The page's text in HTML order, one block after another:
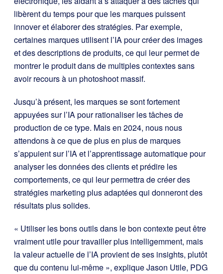
libèrent du temps pour que les marques puissent
innover et élaborer des stratégies. Par exemple,
certaines marques utilisent l’IA pour créer des images
et des descriptions de produits, ce qui leur permet de
montrer le produit dans de multiples contextes sans
avoir recours à un photoshoot massif.
Jusqu’à présent, les marques se sont fortement
appuyées sur l’IA pour rationaliser les tâches de
production de ce type. Mais en 2024, nous nous
attendons à ce que de plus en plus de marques
s’appuient sur l’IA et l’apprentissage automatique pour
analyser les données des clients et prédire les
comportements, ce qui leur permettra de créer des
stratégies marketing plus adaptées qui donneront des
résultats plus solides.
« Utiliser les bons outils dans le bon contexte peut être
vraiment utile pour travailler plus intelligemment, mais
la valeur actuelle de l’IA provient de ses insights, plutôt
que du contenu lui-même », explique Jason Utile, PDG